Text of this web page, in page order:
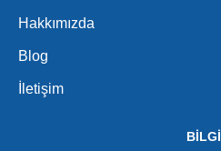
Hakkımızda
Blog
İletişim
BİLGİ